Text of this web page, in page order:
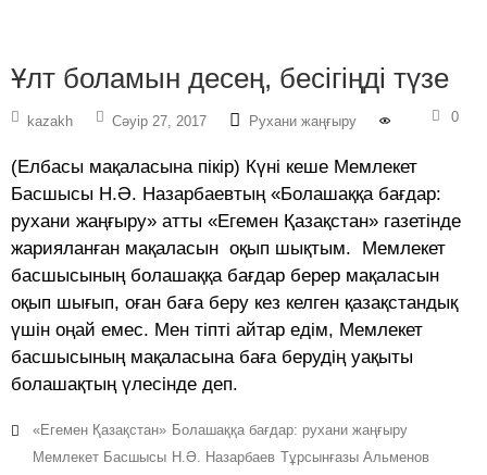
Ұлт боламын десең, бесігіңді түзе
kazakh Сәуір 27, 2017 Рухани жаңғыру 0
(Елбасы мақаласына пікір) Күні кеше Мемлекет
Басшысы Н.Ә. Назарбаевтың «Болашаққа бағдар:
рухани жаңғыру» атты «Егемен Қазақстан» газетінде
жарияланған мақаласын оқып шықтым. Мемлекет
басшысының болашаққа бағдар берер мақаласын
оқып шығып, оған баға беру кез келген қазақстандық
үшін оңай емес. Мен тіпті айтар едім, Мемлекет
басшысының мақаласына баға берудің уақыты
болашақтың үлесінде деп.
«Егемен Қазақстан» Болашаққа бағдар: рухани жаңғыру
Мемлекет Басшысы Н.Ә. Назарбаев Тұрсынғазы Альменов